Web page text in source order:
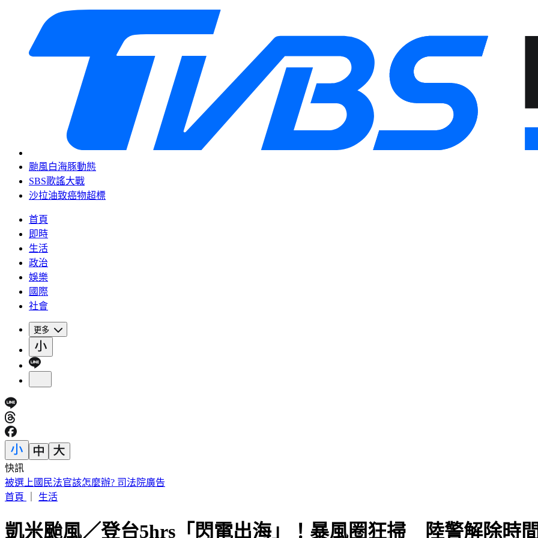
颱風白海豚動態
SBS歌謠大戰
沙拉油致癌物超標
首頁
即時
生活
政治
娛樂
國際
社會
更多
快訊
快訊／兆基爆公司債危機遭北檢搜索 前董座李建成被帶走
首頁
生活
凱米颱風／登台5hrs「閃電出海」！暴風圈狂掃 陸警解除時